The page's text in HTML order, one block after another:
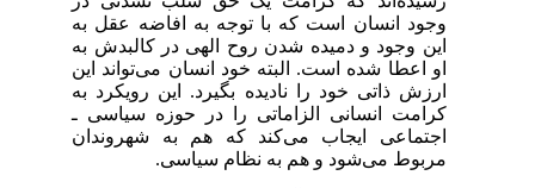
وجود انسان است که با توجه به افاضه عقل به
این وجود و دمیده شدن روح الهی در کالبدش به
او اعطا شده است. البته خود انسان می‌تواند این
ارزش ذاتی خود را نادیده بگیرد. این رویکرد به
کرامت انسانی الزاماتی را در حوزه سیاسی ـ
اجتماعی ایجاب می‌کند که هم به شهروندان
مربوط می‌شود و هم به نظام سیاسی.